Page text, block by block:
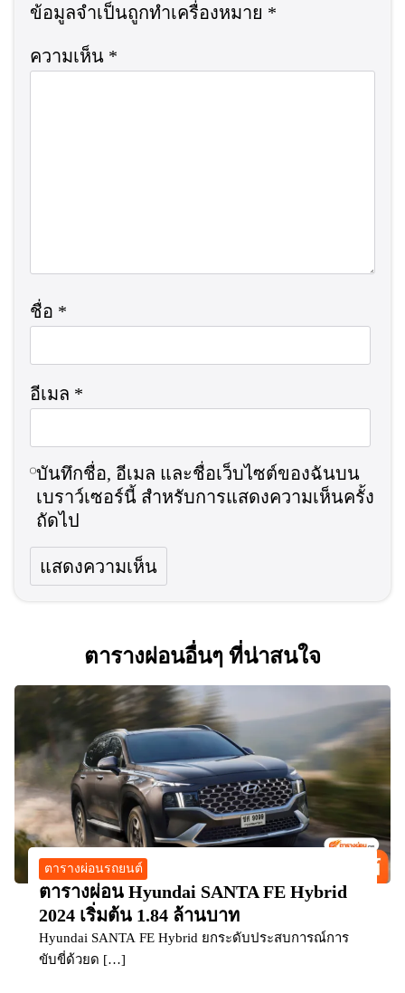
ข้อมูลจำเป็นถูกทำเครื่องหมาย *
ความเห็น *
ชื่อ *
อีเมล *
บันทึกชื่อ, อีเมล และชื่อเว็บไซต์ของฉันบน
เบราว์เซอร์นี้ สำหรับการแสดงความเห็นครั้ง
ถัดไป
ตารางผ่อนอื่นๆ ที่น่าสนใจ
ตารางผ่อนรถยนต์
ตารางผ่อน Hyundai SANTA FE Hybrid
2024 เริ่มต้น 1.84 ล้านบาท
Hyundai SANTA FE Hybrid ยกระดับประสบการณ์การ
ขับขี่ด้วยด […]